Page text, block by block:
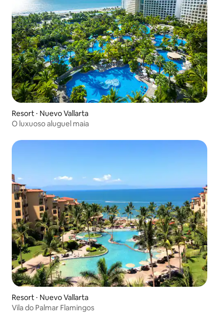
Resort ⋅ Nuevo Vallarta
O luxuoso aluguel maia
Resort ⋅ Nuevo Vallarta
Vila do Palmar Flamingos